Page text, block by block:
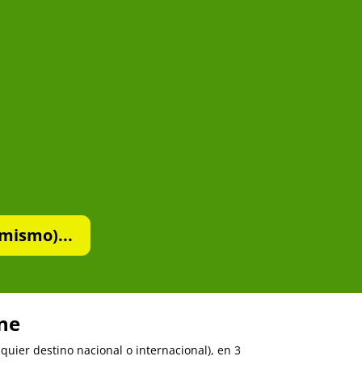
destino nacional o internacional), en 3